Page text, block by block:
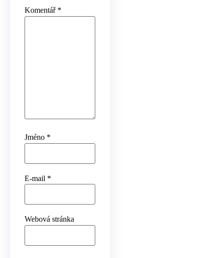
Komentář *
Jméno *
E-mail *
Webová stránka